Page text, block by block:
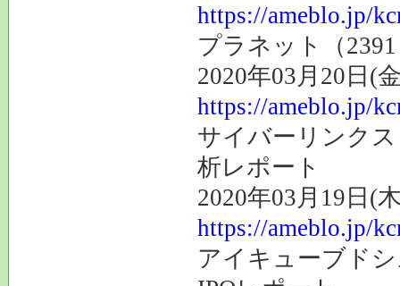
https://ameblo.jp/
プラネット（
2020年03月20日(
https://ameblo.jp/
サイバーリンク
析レポート
2020年03月19日(
https://ameblo.jp/
アイキューブド